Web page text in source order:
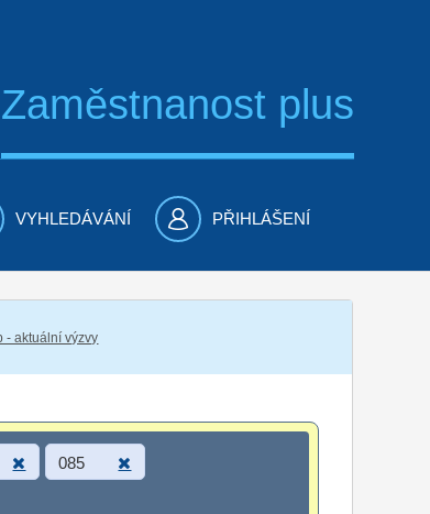
Zaměstnanost plus
VYHLEDÁVÁNÍ PŘIHLÁŠENÍ
- aktuální výzvy
085